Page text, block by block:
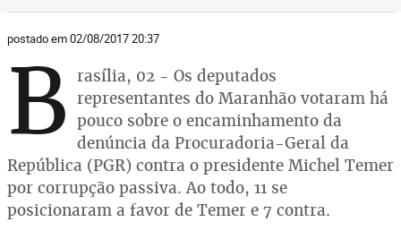
postado em 02/08/2017 20:37
B rasília, 02 - Os deputados
representantes do Maranhão votaram há
pouco sobre o encaminhamento da
denúncia da Procuradoria-Geral da
República (PGR) contra o presidente Michel Temer
por corrupção passiva. Ao todo, 11 se
posicionaram a favor de Temer e 7 contra.